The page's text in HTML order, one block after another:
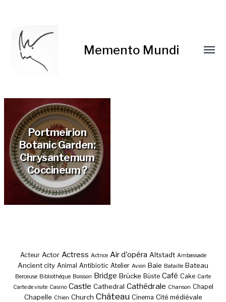
Memento Mundi
Portmeirion
Botanic Garden:
Chrysantemum
Coccineum ?
Acteur Actor Actress Actrice Air d'opéra Altstadt Ambassade
Ancient city Animal Antibiotic Atelier Avion Baie Bataille Bateau
Berceuse Bibliothèque Boisson Bridge Brücke Büste Café Cake Carte
Carte de visite Casino Castle Cathedral Cathédrale Chanson Chapel
Chapelle Chien Church Château Cinema Cité médiévale